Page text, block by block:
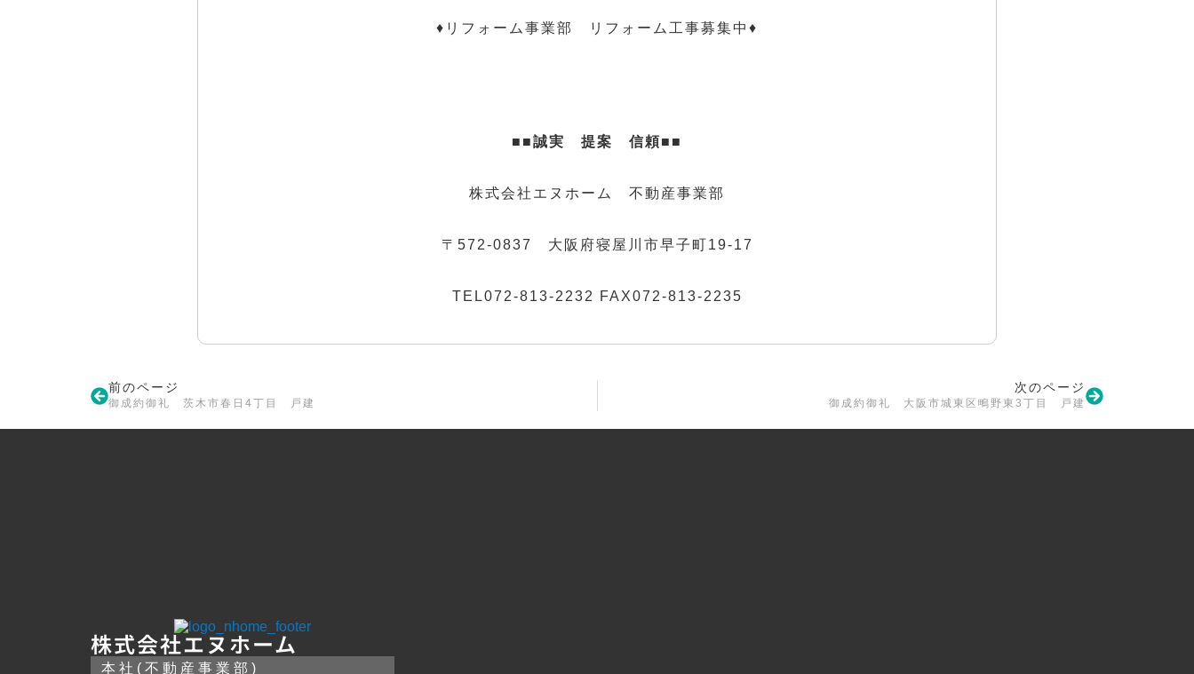
♦リフォーム事業部 リフォーム工事募集中♦
■■誠実 提案 信頼■■
株式会社エヌホーム 不動産事業部
〒572-0837 大阪府寝屋川市早子町19-17
TEL072-813-2232 FAX072-813-2235
前のページ
御成約御礼 茨木市春日4丁目 戸建
次のページ
御成約御礼 大阪市城東区鴫野東3丁目 戸建
株式会社エヌホーム
本社(不動産事業部)